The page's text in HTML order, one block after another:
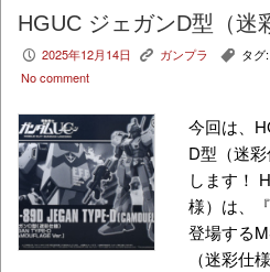
HGUC ジェガンD型（迷
P 2025年12月14日 K ガンプラ , タグ:
No comment
今回は、
D型（迷
します！
様）は、
登場する
（迷彩仕